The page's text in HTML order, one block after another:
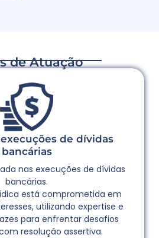
de Atuação
de dívidas
bancárias
nas execuções de dívidas
bancárias.
está comprometida em
utilizando expertise e
para enfrentar desafios
resolução assertiva.